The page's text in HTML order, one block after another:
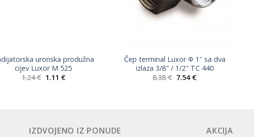
uronska produžna
cijev Luxor M 525
1.24€ Izvorna
1.11 €Trenutna
Čep terminal Luxor Φ 1″ sa dva
izlaza 3/8″ / 1/2″ TC 440
8.38€ Izvorna
7.54 €Trenutna
IZDVOJENO IZ PONUDE AKCIJA